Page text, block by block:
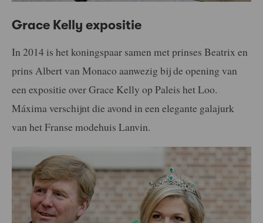
Grace Kelly expositie
In 2014 is het koningspaar samen met prinses Beatrix en
prins Albert van Monaco aanwezig bij de opening van
een expositie over Grace Kelly op Paleis het Loo.
Máxima verschijnt die avond in een elegante galajurk
van het Franse modehuis Lanvin.